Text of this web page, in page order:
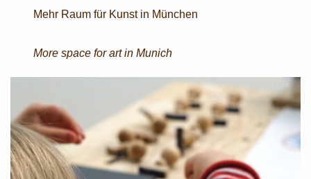
Mehr Raum für Kunst in München
More space for art in Munich